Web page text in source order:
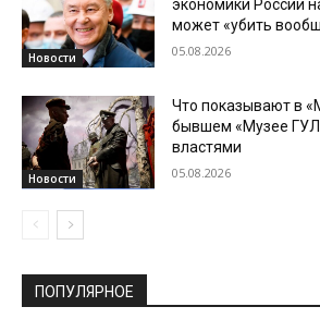
Новости
экономики России
может «убить
05.08.2026
Новости
Что показывают в
бывшем «Музее
властями
05.08.2026
ПОПУЛЯРНОЕ